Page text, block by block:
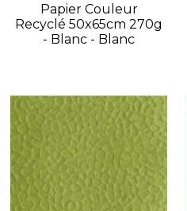
Papier Couleur
Recyclé 50x65cm 270g
- Blanc - Blanc